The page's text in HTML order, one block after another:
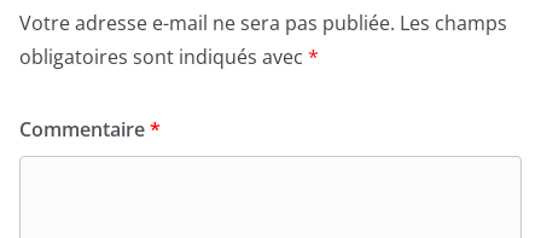
Votre adresse e-mail ne sera pas publiée. Les champs
obligatoires sont indiqués avec *
Commentaire*